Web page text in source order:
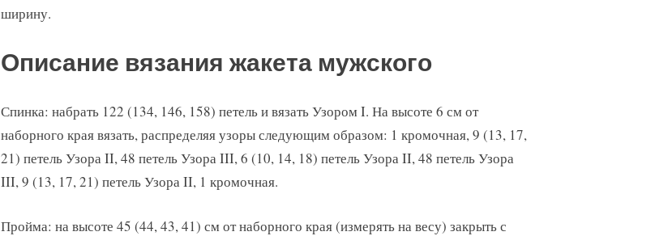
ширину.
Описание вязания жакета мужского
Спинка: набрать 122 (134, 146, 158) петель и вязать Узором I. На высоте 6 см от
наборного края вязать, распределяя узоры следующим образом: 1 кромочная, 9 (13, 17,
21) петель Узора II, 48 петель Узора III, 6 (10, 14, 18) петель Узора II, 48 петель Узора
III, 9 (13, 17, 21) петель Узора II, 1 кромочная.
Пройма: на высоте 45 (44, 43, 41) см от наборного края (измерять на весу) закрыть с